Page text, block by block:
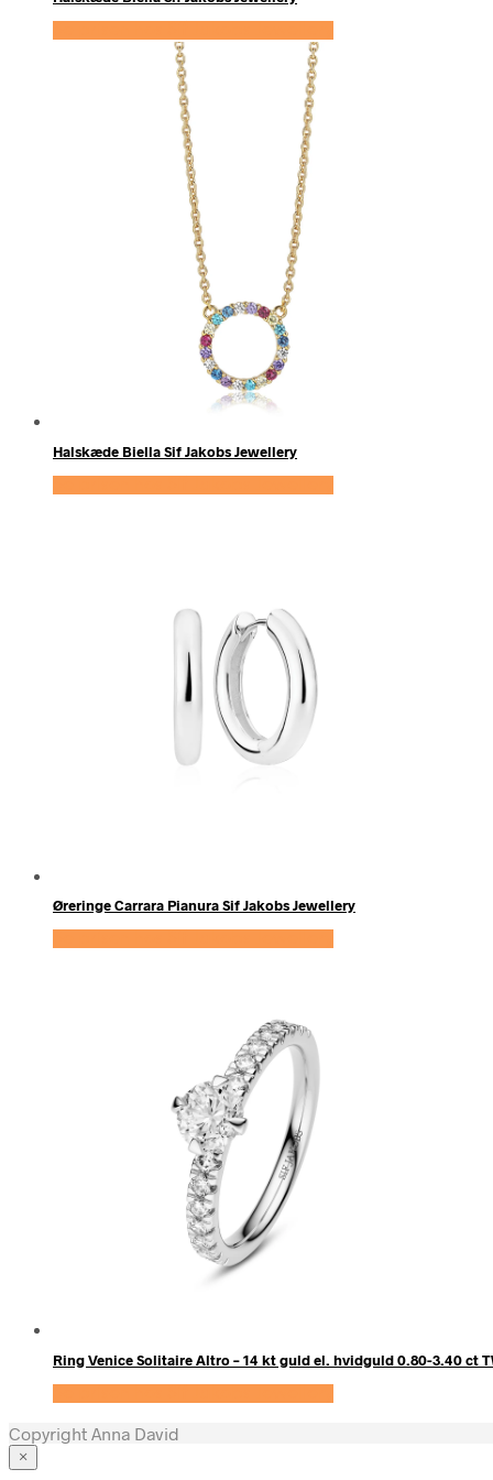
Halskæde Biella Sif Jakobs Jewellery
Øreringe Carrara Pianura Sif Jakobs Jewellery
Ring Venice Solitaire Altro – 14 kt guld el. hvidguld 0.80-3.40 ct
Copyright Anna David
×